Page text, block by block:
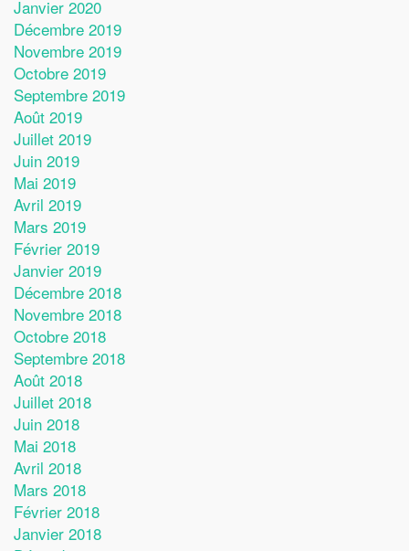
Janvier 2020
Décembre 2019
Novembre 2019
Octobre 2019
Septembre 2019
Août 2019
Juillet 2019
Juin 2019
Mai 2019
Avril 2019
Mars 2019
Février 2019
Janvier 2019
Décembre 2018
Novembre 2018
Octobre 2018
Septembre 2018
Août 2018
Juillet 2018
Juin 2018
Mai 2018
Avril 2018
Mars 2018
Février 2018
Janvier 2018